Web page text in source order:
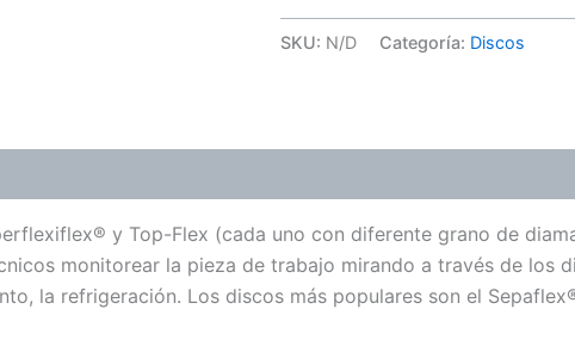
SKU: N/D Categoría: Discos
y Top-Flex (cada uno con diferente grano de
monitorear la pieza de trabajo mirando a través de los
la refrigeración. Los discos más populares son el